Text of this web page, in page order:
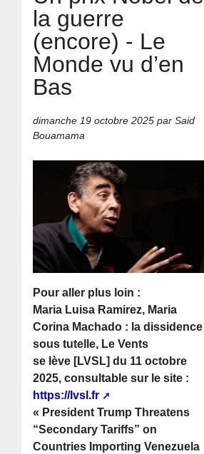
la guerre
(encore) - Le
Monde vu d’en
Bas
dimanche 19 octobre 2025 par Said
Bouamama
Pour aller plus loin :
Maria Luisa Ramirez, Maria
Corina Machado : la dissidence
sous tutelle, Le Vents
se lève [LVSL] du 11 octobre
2025, consultable sur le site :
https://lvsl.fr
« President Trump Threatens
“Secondary Tariffs” on
Countries Importing Venezuela